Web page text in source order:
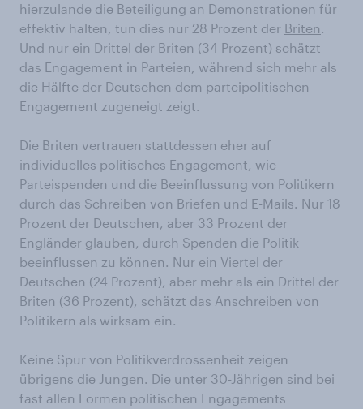
hierzulande die Beteiligung an Demonstrationen für
effektiv halten, tun dies nur 28 Prozent der Briten.
Und nur ein Drittel der Briten (34 Prozent) schätzt
das Engagement in Parteien, während sich mehr als
die Hälfte der Deutschen dem parteipolitischen
Engagement zugeneigt zeigt.
Die Briten vertrauen stattdessen eher auf
individuelles politisches Engagement, wie
Parteispenden und die Beeinflussung von Politikern
durch das Schreiben von Briefen und E-Mails. Nur 18
Prozent der Deutschen, aber 33 Prozent der
Engländer glauben, durch Spenden die Politik
beeinflussen zu können. Nur ein Viertel der
Deutschen (24 Prozent), aber mehr als ein Drittel der
Briten (36 Prozent), schätzt das Anschreiben von
Politikern als wirksam ein.
Keine Spur von Politikverdrossenheit zeigen
übrigens die Jungen. Die unter 30-Jährigen sind bei
fast allen Formen politischen Engagements